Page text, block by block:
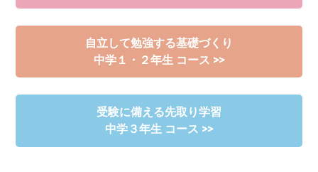
自立して勉強する基礎づくり
中学１・２年生 コース >>
受験に備える先取り学習
中学３年生 コース >>